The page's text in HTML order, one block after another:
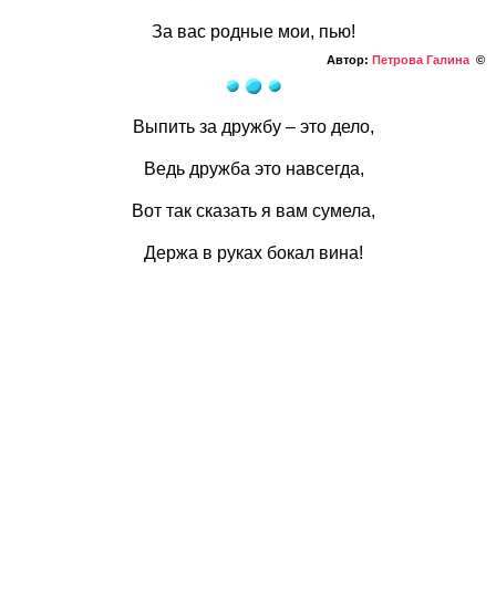
За вас родные мои, пью!
Автор: Петрова Галина ©
Выпить за дружбу – это дело,
Ведь дружба это навсегда,
Вот так сказать я вам сумела,
Держа в руках бокал вина!